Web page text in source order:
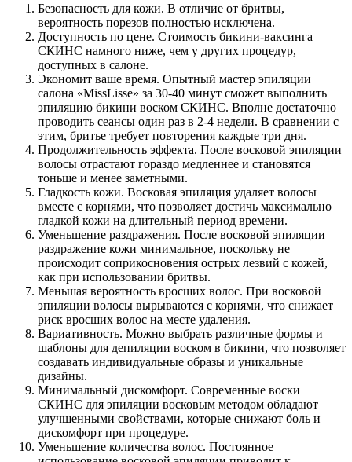
Безопасность для кожи. В отличие от бритвы,
вероятность порезов полностью исключена.
Доступность по цене. Стоимость бикини-ваксинга
СКИНС намного ниже, чем у других процедур,
доступных в салоне.
Экономит ваше время. Опытный мастер эпиляции
салона «MissLisse» за 30-40 минут сможет выполнить
эпиляцию бикини воском СКИНС. Вполне достаточно
проводить сеансы один раз в 2-4 недели. В сравнении с
этим, бритье требует повторения каждые три дня.
Продолжительность эффекта. После восковой эпиляции
волосы отрастают гораздо медленнее и становятся
тоньше и менее заметными.
Гладкость кожи. Восковая эпиляция удаляет волосы
вместе с корнями, что позволяет достичь максимально
гладкой кожи на длительный период времени.
Уменьшение раздражения. После восковой эпиляции
раздражение кожи минимальное, поскольку не
происходит соприкосновения острых лезвий с кожей,
как при использовании бритвы.
Меньшая вероятность вросших волос. При восковой
эпиляции волосы вырываются с корнями, что снижает
риск вросших волос на месте удаления.
Вариативность. Можно выбрать различные формы и
шаблоны для депиляции воском в бикини, что позволяет
создавать индивидуальные образы и уникальные
дизайны.
Минимальный дискомфорт. Современные воски
СКИНС для эпиляции восковым методом обладают
улучшенными свойствами, которые снижают боль и
дискомфорт при процедуре.
Уменьшение количества волос. Постоянное